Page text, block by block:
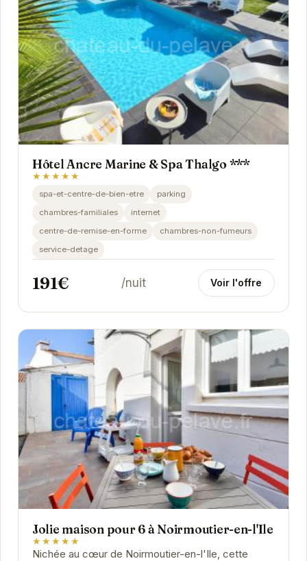
Hôtel Ancre Marine & Spa Thalgo ***
★★★★★
spa-et-centre-de-bien-etre
parking
chambres-familiales
internet
centre-de-remise-en-forme
chambres-non-fumeurs
service-detage
191€ /nuit Voir l'offre
Jolie maison pour 6 à Noirmoutier-en-l'Ile
★★★★★
Nichée au cœur de Noirmoutier-en-l'Ile, cette